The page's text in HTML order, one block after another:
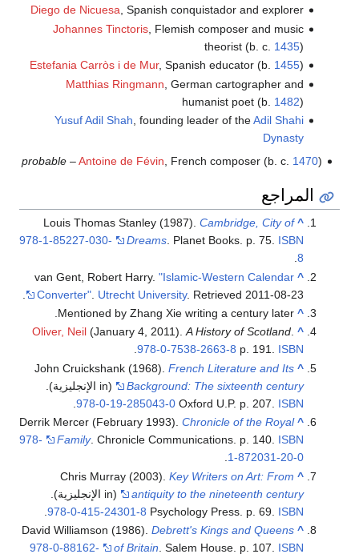
Diego de Nicuesa, Spanish conquistador and explorer
Johannes Tinctoris , Flemish composer and music
theorist (b. c. 1435)
Estefania Carròs i de Mur, Spanish educator (b. 1455)
Matthias Ringmann , German cartographer and
humanist poet (b. 1482)
Yusuf Adil Shah , founding leader of theAdil Shahi
Dynasty
probable–Antoine de Févin , French composer (b. c. 1470)
المراجع
^
Louis Thomas Stanley (1987).Cambridge, City of
Dreams. Planet Books. p. 75. ISBN
978-1-85227-030-
8
.
^
van Gent, Robert Harry."Islamic-Western Calendar
Converter" Utrecht University. Retrieved 2011-08-23
^
Mentioned by Zhang Xie writing a century later.
^
Oliver, Neil (January 4, 2011).A History of Scotland.
p. 191. ISBN
978-0-7538-2663-8
.
^
John Cruickshank (1968).French Literature and Its
Background: The sixteenth century
(in الإنجليزية).
Oxford U.P. p. 207. ISBN
978-0-19-285043-0
.
^
Derrik Mercer (February 1993).Chronicle of the Royal
Family. Chronicle Communications. p. 140. ISBN
978-
1-872031-20-0
.
^
Chris Murray (2003).Key Writers on Art: From
antiquity to the nineteenth century
(in الإنجليزية).
Psychology Press. p. 69. ISBN
978-0-415-24301-8
.
^
David Williamson (1986).Debrett's Kings and Queens
of Britain . Salem House. p. 107. ISBN
978-0-88162-